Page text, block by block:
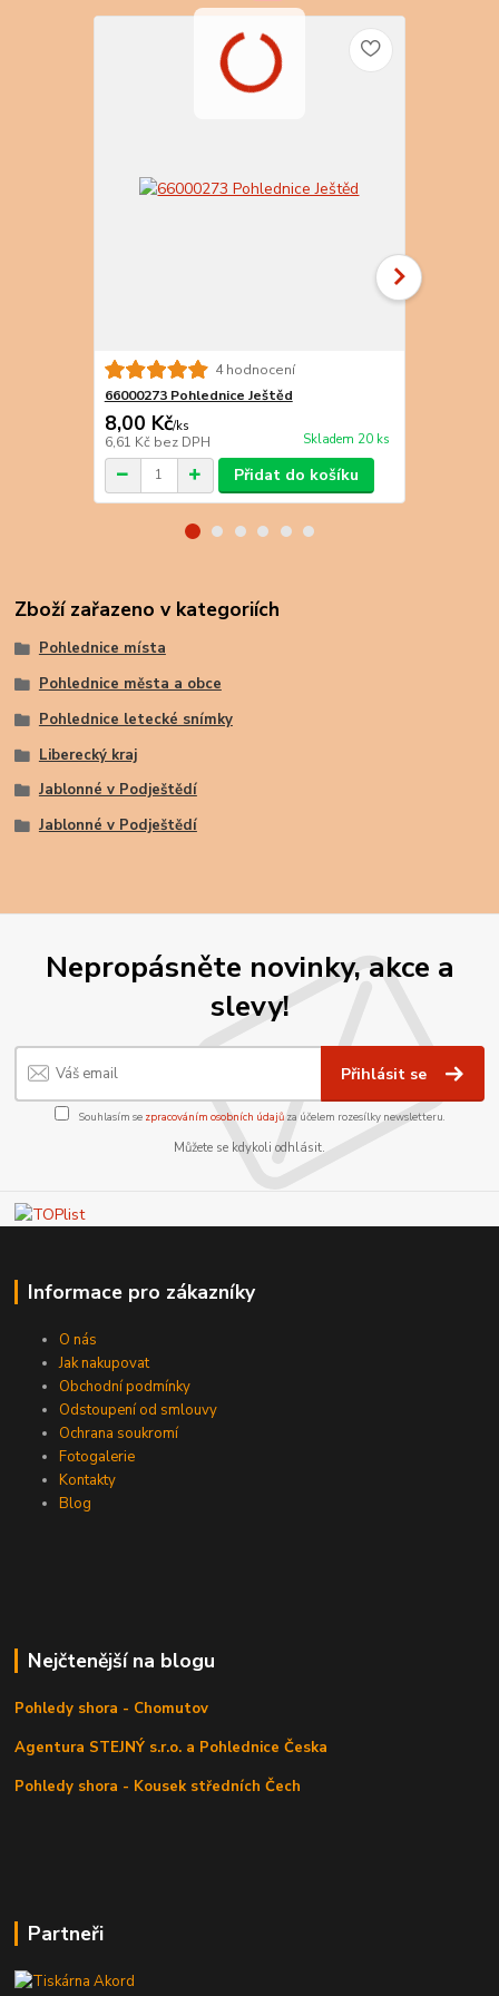
4 hodnocení
66000273 Pohlednice Ještěd
8,00 Kč/ks
6,61 Kč bez DPH Skladem 20 ks
Přidat do košíku
Zboží zařazeno v kategoriích
Pohlednice místa
Pohlednice města a obce
Pohlednice letecké snímky
Liberecký kraj
Jablonné v Podještědí
Jablonné v Podještědí
Nepropásněte novinky, akce a
slevy!
Přihlásit se
Souhlasím se zpracováním osobních údajůza účelem rozesílky newsletteru.
Můžete se kdykoli odhlásit.
Informace pro zákazníky
O nás
Jak nakupovat
Obchodní podmínky
Odstoupení od smlouvy
Ochrana soukromí
Fotogalerie
Kontakty
Blog
Nejčtenější na blogu
Pohledy shora - Chomutov
Agentura STEJNÝ s.r.o. a Pohlednice Česka
Pohledy shora - Kousek středních Čech
Partneři